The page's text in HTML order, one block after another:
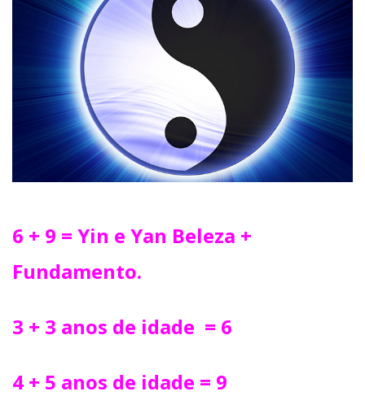
6 + 9 = Yin e Yan Beleza +
Fundamento.
3 + 3 anos de idade = 6
4 + 5 anos de idade = 9